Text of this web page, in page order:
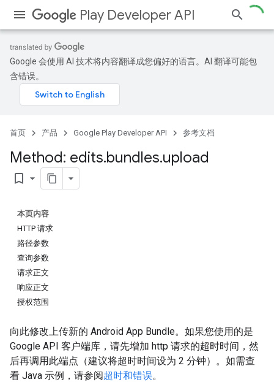
Play Developer API
Google 会使用 AI 技术将内容翻译成您偏好的语言。AI 翻译可能包
含错误。
首页 产品 Google Play Developer API 参考文档
Method: edits.bundles.upload
bookmark_border
本页内容
HTTP 请求
路径参数
查询参数
请求正文
响应正文
授权范围
向此修改上传新的 Android App Bundle。如果您使用的是
Google API 客户端库，请先增加 http 请求的超时时间，然
后再调用此端点（建议将超时时间设为 2 分钟）。如需查
看 Java 示例，请参阅超时和错误。